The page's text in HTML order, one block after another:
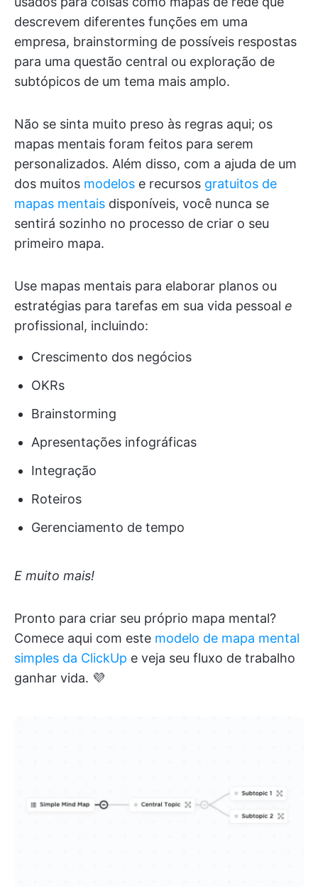
descrevem diferentes funções em uma
empresa, brainstorming de possíveis respostas
para uma questão central ou exploração de
subtópicos de um tema mais amplo.
Não se sinta muito preso às regras aqui; os
mapas mentais foram feitos para serem
personalizados. Além disso, com a ajuda de um
dos muitos modelos e recursos gratuitos de
mapas mentais disponíveis, você nunca se
sentirá sozinho no processo de criar o seu
primeiro mapa.
Use mapas mentais para elaborar planos ou
estratégias para tarefas em sua vida pessoal e
profissional, incluindo:
Crescimento dos negócios
OKRs
Brainstorming
Apresentações infográficas
Integração
Roteiros
Gerenciamento de tempo
E muito mais!
Pronto para criar seu próprio mapa mental?
Comece aqui com este modelo de mapa mental
simples da ClickUp e veja seu fluxo de trabalho
ganhar vida. 💜